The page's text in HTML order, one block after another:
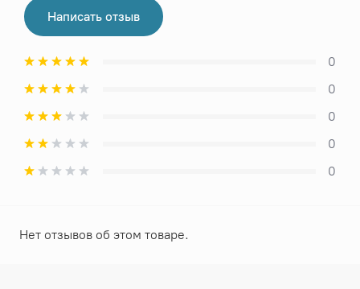
Написать отзыв
0
0
0
0
0
Нет отзывов об этом товаре.